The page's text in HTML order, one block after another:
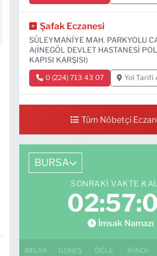
Şafak Eczanesi
SÜLEYMANİYE MAH. PARKYOLU
A(İNEGÖL DEVLET HASTANESİ
KAPISI KARŞISI)
0 (224) 713 43 07 Yol Tarifi
Sevim Eczanesi
OSMANİYE MAH. 6 EYLÜL CAD.
MAVİ DÜĞÜN SALONU ALTI)
0 (552) 829 22 16
Tüm Nöbetçi
BURSA
SONRAKI VAKTE
İmsak Namazı
İMSAK GÜNEŞ ÖĞLE İKINDI